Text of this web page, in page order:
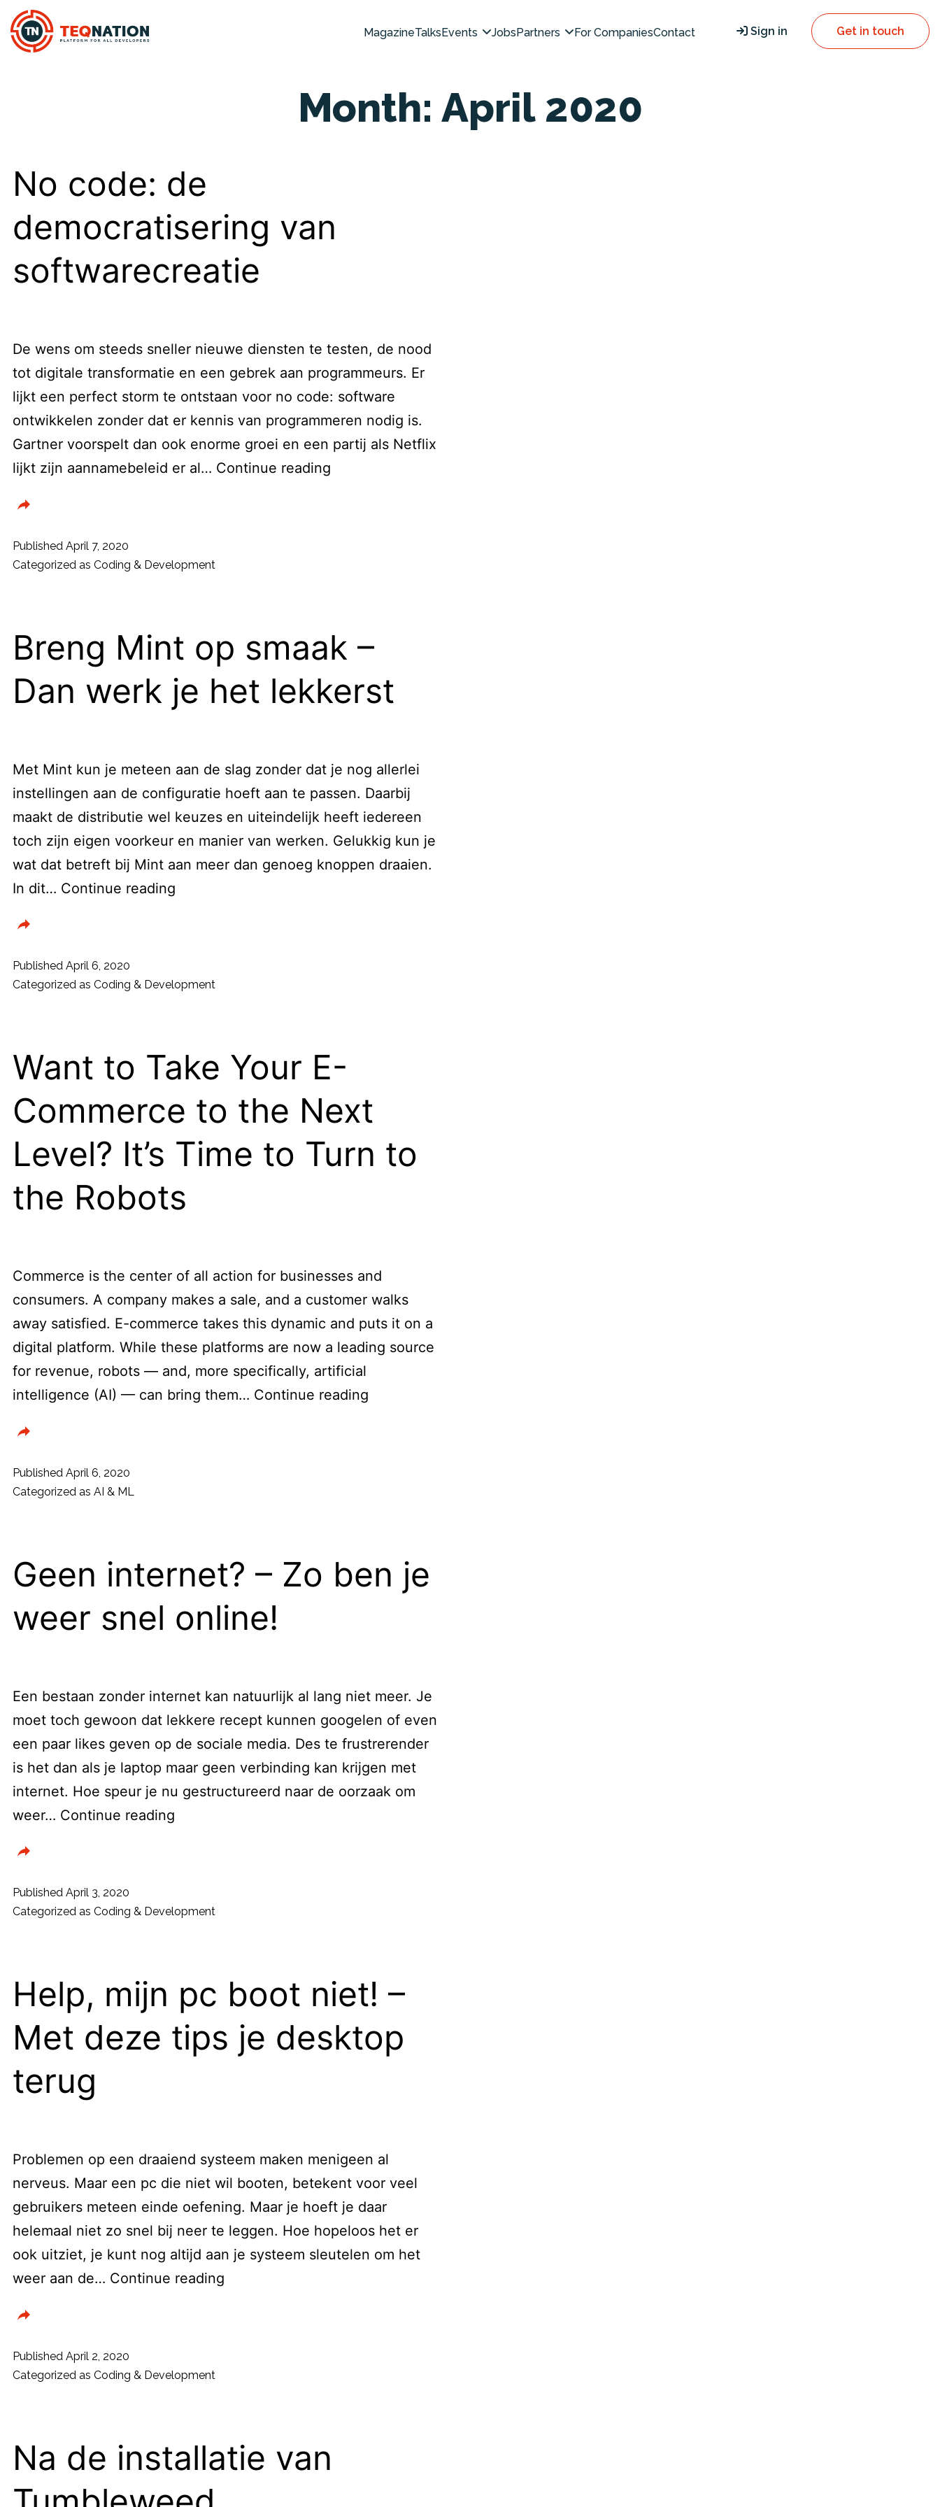
MagazineTalksEvents JobsPartners For CompaniesContact Sign in Get in touch
Month: April 2020
No code: de
democratisering van
softwarecreatie
De wens om steeds sneller nieuwe diensten te testen, de nood
tot digitale transformatie en een gebrek aan programmeurs. Er
lijkt een perfect storm te ontstaan voor no code: software
ontwikkelen zonder dat er kennis van programmeren nodig is.
Gartner voorspelt dan ook enorme groei en een partij als Netflix
lijkt zijn aannamebeleid er al… Continue readingNo
Published April 7, 2020
Categorized as Coding & Development
Breng Mint op smaak –
Dan werk je het lekkerst
Met Mint kun je meteen aan de slag zonder dat je nog allerlei
instellingen aan de configuratie hoeft aan te passen. Daarbij
maakt de distributie wel keuzes en uiteindelijk heeft iedereen
toch zijn eigen voorkeur en manier van werken. Gelukkig kun je
wat dat betreft bij Mint aan meer dan genoeg knoppen draaien.
In dit… Continue readingBreng
–
je
het
lekkerst
Published April 6, 2020
Categorized as Coding & Development
Want to Take Your E-
Commerce to the Next
Level? It’s Time to Turn to
the Robots
Commerce is the center of all action for businesses and
consumers. A company makes a sale, and a customer walks
away satisfied. E-commerce takes this dynamic and puts it on a
digital platform. While these platforms are now a leading source
for revenue, robots — and, more specifically, artificial
intelligence (AI) — can bring them… Continue readingWant
Next
Turn
to
the
Robots
Published April 6, 2020
Categorized as AI & ML
Geen internet? – Zo ben je
weer snel online!
Een bestaan zonder internet kan natuurlijk al lang niet meer. Je
moet toch gewoon dat lekkere recept kunnen googelen of even
een paar likes geven op de sociale media. Des te frustrerender
is het dan als je laptop maar geen verbinding kan krijgen met
internet. Hoe speur je nu gestructureerd naar de oorzaak om
weer… Continue readingGeen
ben
online!
Published April 3, 2020
Categorized as Coding & Development
Help, mijn pc boot niet! –
Met deze tips je desktop
terug
Problemen op een draaiend systeem maken menigeen al
nerveus. Maar een pc die niet wil booten, betekent voor veel
gebruikers meteen einde oefening. Maar je hoeft je daar
helemaal niet zo snel bij neer te leggen. Hoe hopeloos het er
ook uitziet, je kunt nog altijd aan je systeem sleutelen om het
weer aan de… Continue readingHelp,
deze
tips
Published April 2, 2020
Categorized as Coding & Development
Na de installatie van